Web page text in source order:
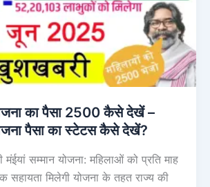
का पैसा 2500 कैसे देखें –
पैसा का स्टेटस कैसे देखें?
सम्मान योजना: महिलाओं को प्रति माह
सहायता मिलेगी योजना के तहत राज्य की